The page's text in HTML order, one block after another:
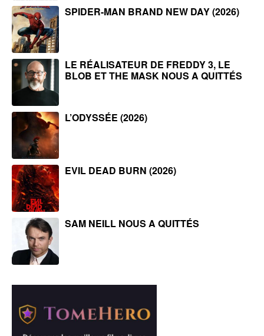
SPIDER-MAN BRAND NEW DAY (2026)
LE RÉALISATEUR DE FREDDY 3, LE
BLOB ET THE MASK NOUS A QUITTÉS
L’ODYSSÉE (2026)
EVIL DEAD BURN (2026)
SAM NEILL NOUS A QUITTÉS